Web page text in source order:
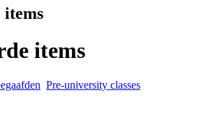
items
items
Pre-university classes